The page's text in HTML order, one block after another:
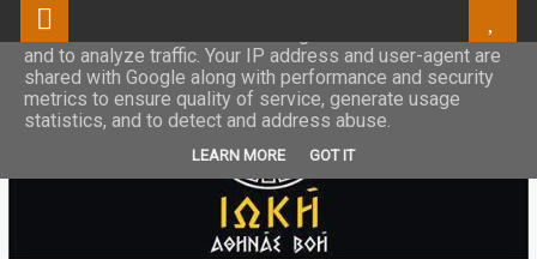
This site uses cookies from Google to deliver its services
and to analyze traffic. Your IP address and user-agent are
shared with Google along with performance and security
metrics to ensure quality of service, generate usage
statistics, and to detect and address abuse.
LEARN MORE GOT IT